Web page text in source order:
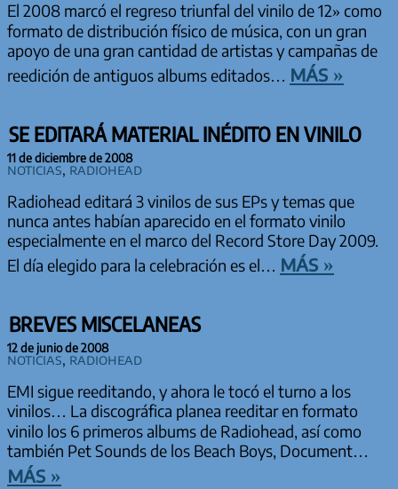
El 2008 marcó el regreso triunfal del vinilo de 12» como
formato de distribución físico de música, con un gran
apoyo de una gran cantidad de artistas y campañas de
reedición de antiguos albums editados… más »
SE EDITARÁ MATERIAL INÉDITO EN VINILO
11 de diciembre de 2008
Noticias, Radiohead
Radiohead editará 3 vinilos de sus EPs y temas que
nunca antes habían aparecido en el formato vinilo
especialmente en el marco del Record Store Day 2009.
El día elegido para la celebración es el… más »
BREVES MISCELANEAS
12 de junio de 2008
Noticias, Radiohead
EMI sigue reeditando, y ahora le tocó el turno a los
vinilos… La discográfica planea reeditar en formato
vinilo los 6 primeros albums de Radiohead, así como
también Pet Sounds de los Beach Boys, Document…
más »